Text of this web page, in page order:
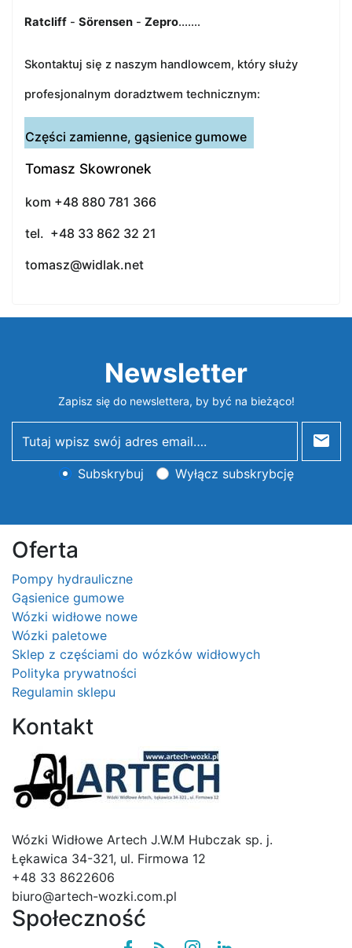
Ratcliff - Sörensen - Zepro.......
Skontaktuj się z naszym handlowcem, który służy
profesjonalnym doradztwem technicznym:
Części zamienne, gąsienice gumowe
Tomasz Skowronek
kom +48 880 781 366
tel. +48 33 862 32 21
tomasz@widlak.net
Newsletter
Zapisz się do newslettera, by być na bieżąco!
newsletter
Subskrybuj Wyłącz subskrybcję
Oferta
Pompy hydrauliczne
Gąsienice gumowe
Wózki widłowe nowe
Wózki paletowe
Sklep z częściami do wózków widłowych
Polityka prywatności
Regulamin sklepu
Kontakt
Wózki Widłowe Artech J.W.M Hubczak sp. j.
Łękawica 34-321, ul. Firmowa 12
+48 33 8622606
biuro@artech-wozki.com.pl
Społeczność